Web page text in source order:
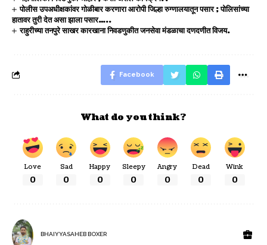
पोलीस उपअधीक्षकांवर गोळीबार करणारा आरोपी जिल्हा रुग्णालयातून पसार ; पोलिसांच्या
हातावर तुरी देत असा झाला पसार…..
राहुरीच्या तनपुरे साखर कारखाना निवडणुकीत जनसेवा मंडळाचा दणदणीत विजय.
Facebook
What do you think?
Love
0
Sad
0
Happy
0
Sleepy
0
Angry
0
Dead
0
Wink
0
BHAIYYASAHEB BOXER